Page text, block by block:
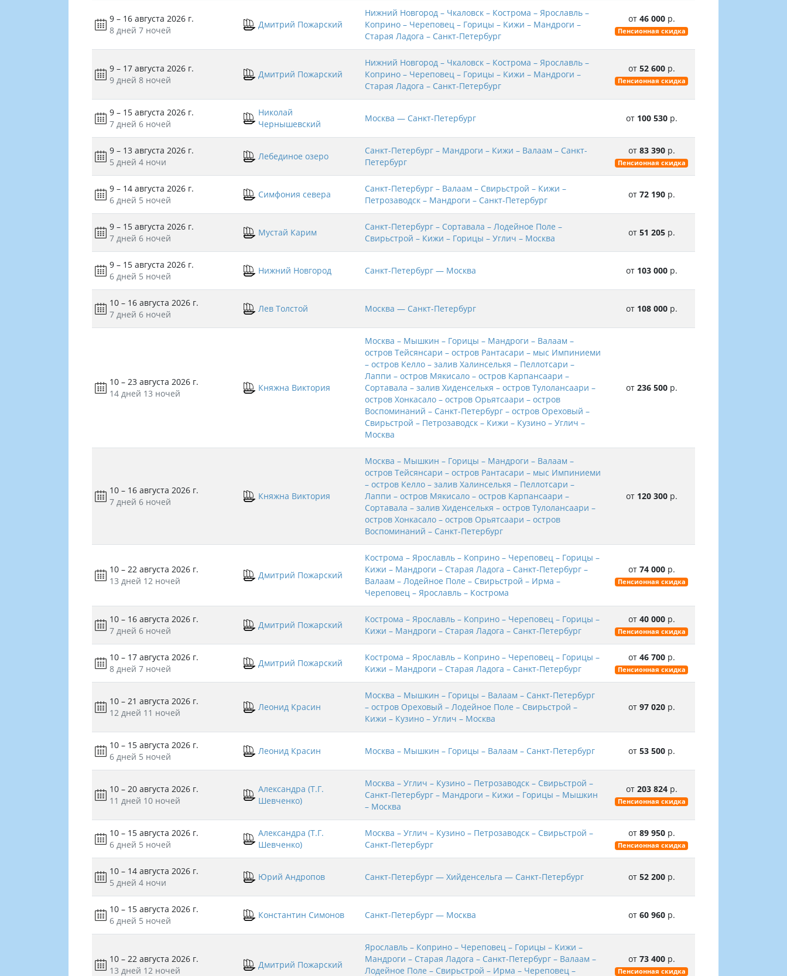
9 – 16 августа 2026 г.
8 дней 7 ночей
Дмитрий Пожарский
Нижний Новгород – Чкаловск – Кострома – Ярославль –
Коприно – Череповец – Горицы – Кижи – Мандроги –
Старая Ладога – Санкт-Петербург
от 46 000р.
Пенсионная скидка
9 – 17 августа 2026 г.
9 дней 8 ночей
Дмитрий Пожарский
Нижний Новгород – Чкаловск – Кострома – Ярославль –
Коприно – Череповец – Горицы – Кижи – Мандроги –
Старая Ладога – Санкт-Петербург
от 52 600р.
Пенсионная скидка
9 – 15 августа 2026 г.
7 дней 6 ночей
Николай
Чернышевский
Москва — Санкт-Петербург от 100 530р.
9 – 13 августа 2026 г.
5 дней 4 ночи
Лебединое озеро
Санкт-Петербург – Мандроги – Кижи – Валаам – Санкт-
Петербург
от 83 390р.
Пенсионная скидка
9 – 14 августа 2026 г.
6 дней 5 ночей
Симфония севера
Санкт-Петербург – Валаам – Свирьстрой – Кижи –
Петрозаводск – Мандроги – Санкт-Петербург
от 72 190р.
9 – 15 августа 2026 г.
7 дней 6 ночей
Мустай Карим
Санкт-Петербург – Сортавала – Лодейное Поле –
Свирьстрой – Кижи – Горицы – Углич – Москва
от 51 205р.
9 – 15 августа 2026 г.
6 дней 5 ночей
Нижний Новгород Санкт-Петербург — Москва от 103 000р.
10 – 16 августа 2026 г.
7 дней 6 ночей
Лев Толстой Москва — Санкт-Петербург от 108 000р.
10 – 23 августа 2026 г.
14 дней 13 ночей
Княжна Виктория
Москва – Мышкин – Горицы – Мандроги – Валаам –
остров Тейсянсари – остров Рантасари – мыс Импиниеми
– остров Келло – залив Халинселькя – Пеллотсари –
Лаппи – остров Мякисало – остров Карпансаари –
Сортавала – залив Хиденселькя – остров Тулолансаари –
остров Хонкасало – остров Орьятсаари – остров
Воспоминаний – Санкт-Петербург – остров Ореховый –
Свирьстрой – Петрозаводск – Кижи – Кузино – Углич –
Москва
от 236 500р.
10 – 16 августа 2026 г.
7 дней 6 ночей
Княжна Виктория
Москва – Мышкин – Горицы – Мандроги – Валаам –
остров Тейсянсари – остров Рантасари – мыс Импиниеми
– остров Келло – залив Халинселькя – Пеллотсари –
Лаппи – остров Мякисало – остров Карпансаари –
Сортавала – залив Хиденселькя – остров Тулолансаари –
остров Хонкасало – остров Орьятсаари – остров
Воспоминаний – Санкт-Петербург
от 120 300р.
10 – 22 августа 2026 г.
13 дней 12 ночей
Дмитрий Пожарский
Кострома – Ярославль – Коприно – Череповец – Горицы –
Кижи – Мандроги – Старая Ладога – Санкт-Петербург –
Валаам – Лодейное Поле – Свирьстрой – Ирма –
Череповец – Ярославль – Кострома
от 74 000р.
Пенсионная скидка
10 – 16 августа 2026 г.
7 дней 6 ночей
Дмитрий Пожарский
Кострома – Ярославль – Коприно – Череповец – Горицы –
Кижи – Мандроги – Старая Ладога – Санкт-Петербург
от 40 000р.
Пенсионная скидка
10 – 17 августа 2026 г.
8 дней 7 ночей
Дмитрий Пожарский
Кострома – Ярославль – Коприно – Череповец – Горицы –
Кижи – Мандроги – Старая Ладога – Санкт-Петербург
от 46 700р.
Пенсионная скидка
10 – 21 августа 2026 г.
12 дней 11 ночей
Леонид Красин
Москва – Мышкин – Горицы – Валаам – Санкт-Петербург
– остров Ореховый – Лодейное Поле – Свирьстрой –
Кижи – Кузино – Углич – Москва
от 97 020р.
10 – 15 августа 2026 г.
6 дней 5 ночей
Леонид Красин Москва – Мышкин – Горицы – Валаам – Санкт-Петербург от 53 500р.
10 – 20 августа 2026 г.
11 дней 10 ночей
Александра (Т.Г.
Шевченко)
Москва – Углич – Кузино – Петрозаводск – Свирьстрой –
Санкт-Петербург – Мандроги – Кижи – Горицы – Мышкин
– Москва
от 203 824р.
Пенсионная скидка
10 – 15 августа 2026 г.
6 дней 5 ночей
Александра (Т.Г.
Шевченко)
Москва – Углич – Кузино – Петрозаводск – Свирьстрой –
Санкт-Петербург
от 89 950р.
Пенсионная скидка
10 – 14 августа 2026 г.
5 дней 4 ночи
Юрий Андропов Санкт-Петербург — Хийденсельга — Санкт-Петербург от 52 200р.
10 – 15 августа 2026 г.
6 дней 5 ночей
Константин Симонов Санкт-Петербург — Москва от 60 960р.
10 – 22 августа 2026 г.
13 дней 12 ночей
Дмитрий Пожарский
Ярославль – Коприно – Череповец – Горицы – Кижи –
Мандроги – Старая Ладога – Санкт-Петербург – Валаам –
Лодейное Поле – Свирьстрой – Ирма – Череповец –
от 73 400р.
Пенсионная скидка